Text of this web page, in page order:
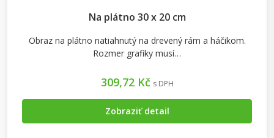
Na plátno 30 x 20 cm
Obraz na plátno natiahnutý na drevený rám a háčikom.
Rozmer grafiky musí…
309,72 Kč s DPH
Zobraziť detail